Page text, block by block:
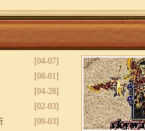
[04-07]
[08-01]
[04-28]
[02-03]
[09-03]